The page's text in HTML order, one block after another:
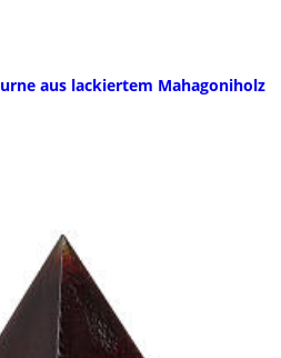
aus lackiertem Mahagoniholz